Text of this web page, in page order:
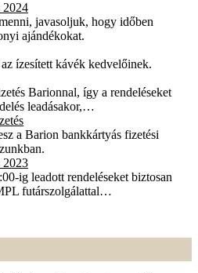
2024
javasoljuk, hogy időben
ajándékokat.
ízesített kávék kedvelőinek.
Barionnal, így a rendeléseket
leadásakor,…
a Barion bankkártyás fizetési
2023
ig leadott rendeléseket biztosan
futárszolgálattal…